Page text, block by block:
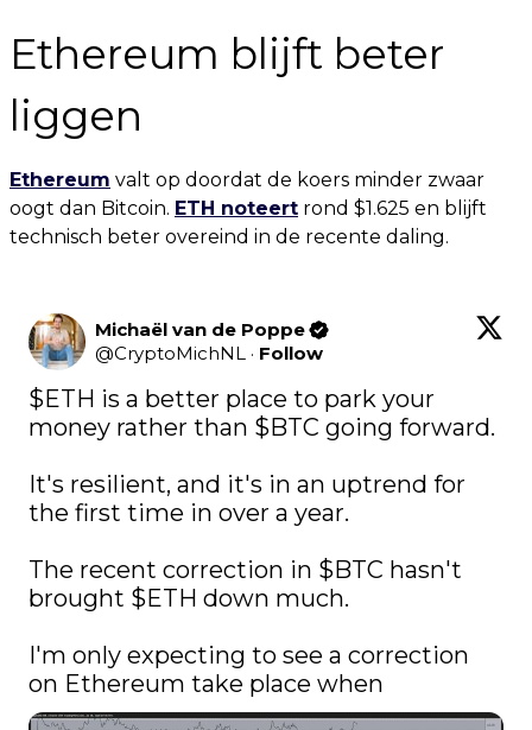
Ethereum blijft beter
liggen
Ethereum valt op doordat de koers minder zwaar
oogt dan Bitcoin. ETH noteert rond $1.625 en blijft
technisch beter overeind in de recente daling.
Michaël van de Poppe
@CryptoMichNL · Follow
$ETH is a better place to park your
money rather than $BTC going forward.
It's resilient, and it's in an uptrend for
the first time in over a year.
The recent correction in $BTC hasn't
brought $ETH down much.
I'm only expecting to see a correction
on Ethereum take place when